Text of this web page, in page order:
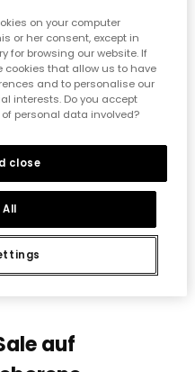
5,15 €
den
auf
on your computer
or her consent, except in
for browsing our website. If
cookies that allow us to have
and to personalise our
interests. Do you accept
personal data involved?
close